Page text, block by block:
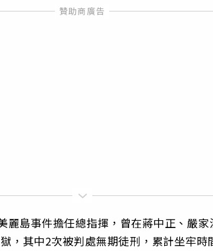
麗島事件擔任總指揮，曾在蔣中正、嚴
，其中2次被判處無期徒刑，累計坐牢